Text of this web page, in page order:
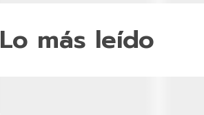
Lo más leído